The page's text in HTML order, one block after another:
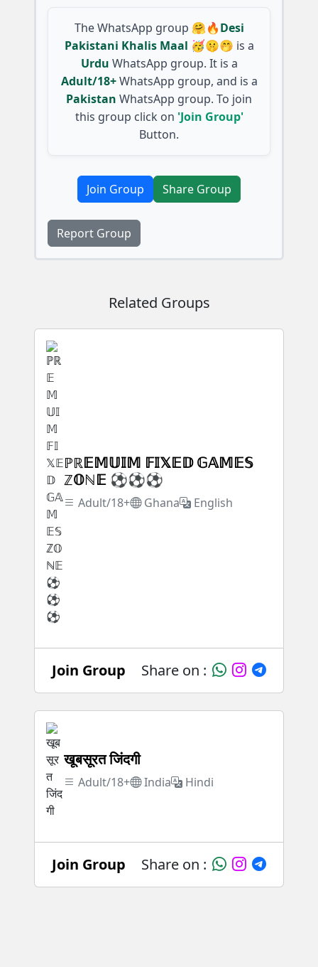
The WhatsApp group 🤗🔥Desi
Pakistani Khalis Maal 🥳🤫🤭 is a
Urdu WhatsApp group. It is a
Adult/18+ WhatsApp group, and is a
Pakistan WhatsApp group. To join
this group click on 'Join Group'
Button.
Join Group Share Group
Report Group
Related Groups
ℙℝ𝔼𝕄𝕌𝕀𝕄 𝔽𝕀𝕏𝔼𝔻 𝔾𝔸𝕄𝔼𝕊
ℤ𝕆ℕ𝔼 ⚽⚽⚽
Adult/18+ Ghana English
Join Group Share on :
खूबसूरत जिंदगी
Adult/18+ India Hindi
Join Group Share on :